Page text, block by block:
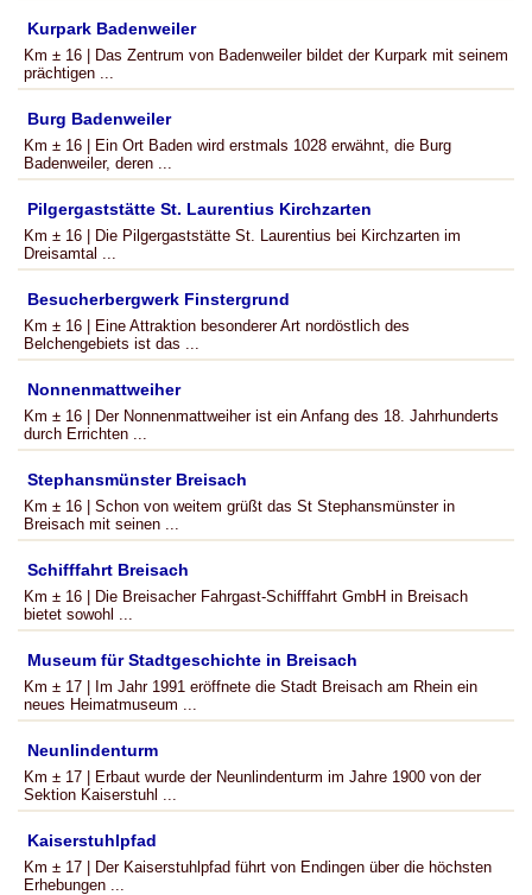
Kurpark Badenweiler
Km ± 16 | Das Zentrum von Badenweiler bildet der Kurpark mit seinem
prächtigen ...
Burg Badenweiler
Km ± 16 | Ein Ort Baden wird erstmals 1028 erwähnt, die Burg
Badenweiler, deren ...
Pilgergaststätte St. Laurentius Kirchzarten
Km ± 16 | Die Pilgergaststätte St. Laurentius bei Kirchzarten im
Dreisamtal ...
Besucherbergwerk Finstergrund
Km ± 16 | Eine Attraktion besonderer Art nordöstlich des
Belchengebiets ist das ...
Nonnenmattweiher
Km ± 16 | Der Nonnenmattweiher ist ein Anfang des 18. Jahrhunderts
durch Errichten ...
Stephansmünster Breisach
Km ± 16 | Schon von weitem grüßt das St Stephansmünster in
Breisach mit seinen ...
Schifffahrt Breisach
Km ± 16 | Die Breisacher Fahrgast-Schifffahrt GmbH in Breisach
bietet sowohl ...
Museum für Stadtgeschichte in Breisach
Km ± 17 | Im Jahr 1991 eröffnete die Stadt Breisach am Rhein ein
neues Heimatmuseum ...
Neunlindenturm
Km ± 17 | Erbaut wurde der Neunlindenturm im Jahre 1900 von der
Sektion Kaiserstuhl ...
Kaiserstuhlpfad
Km ± 17 | Der Kaiserstuhlpfad führt von Endingen über die höchsten
Erhebungen ...